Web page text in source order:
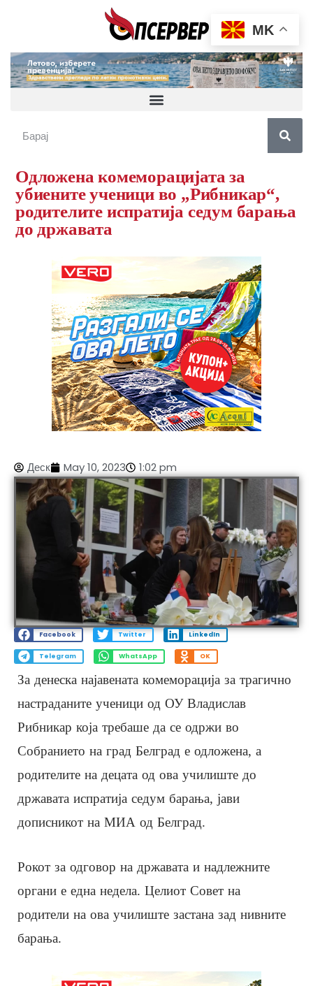
Одложена комеморацијата за
убиените ученици во „Рибникар“,
родителите испратија седум барања
до државата
Деск May 10, 2023 1:02 pm
Facebook Twitter LinkedIn
Telegram WhatsApp OK
За денеска најавената комеморација за трагично
настраданите ученици од ОУ Владислав
Рибникар која требаше да се одржи во
Собранието на град Белград е одложена, а
родителите на децата од ова училиште до
државата испратија седум барања, јави
дописникот на МИА од Белград.
Рокот за одговор на државата и надлежните
органи е една недела. Целиот Совет на
родители на ова училиште застана зад нивните
барања.
MK